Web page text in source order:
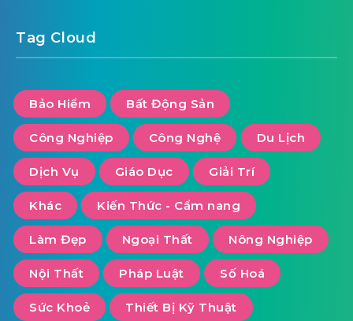
Tag Cloud
Bảo Hiểm Bất Động Sản
Công Nghiệp Công Nghệ Du Lịch
Dịch Vụ Giáo Dục Giải Trí
Khác Kiến Thức - Cẩm nang
Làm Đẹp Ngoại Thất Nông Nghiệp
Nội Thất Pháp Luật Số Hoá
Sức Khoẻ Thiết Bị Kỹ Thuật